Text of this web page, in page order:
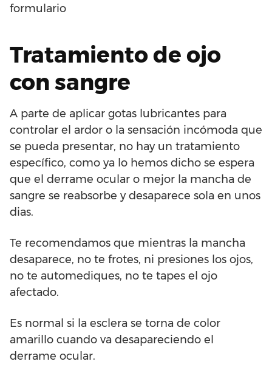
formulario
Tratamiento de ojo
con sangre
A parte de aplicar gotas lubricantes para
controlar el ardor o la sensación incómoda que
se pueda presentar, no hay un tratamiento
específico, como ya lo hemos dicho se espera
que el derrame ocular o mejor la mancha de
sangre se reabsorbe y desaparece sola en unos
dias.
Te recomendamos que mientras la mancha
desaparece, no te frotes, ni presiones los ojos,
no te automediques, no te tapes el ojo
afectado.
Es normal si la esclera se torna de color
amarillo cuando va desapareciendo el
derrame ocular.